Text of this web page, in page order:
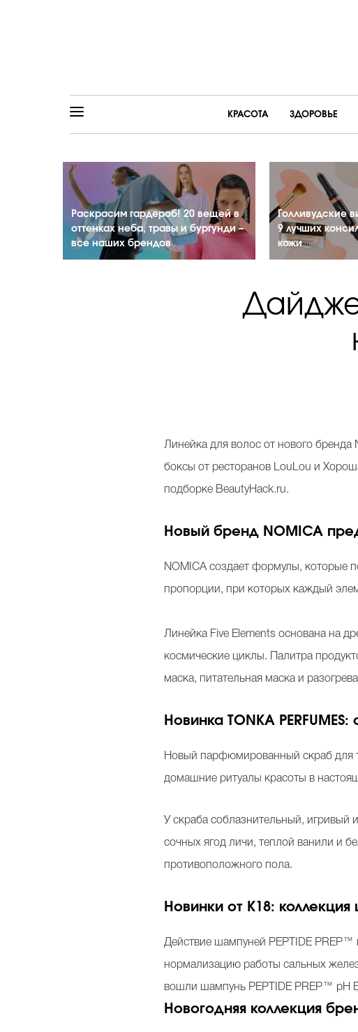
КРАСОТА ЗДОРОВЬЕ
Раскрасим гардероб! 20 вещей в
оттенках неба, травы и бургунди –
все наших брендов
Голливудские
9 лучших
кожи
Линейка для волос от нового бренда
боксы от ресторанов LouLou и
подборке BeautyHack.ru.
Новый бренд NOMICA
NOMICA создает формулы, которые
пропорции, при которых каждый
Линейка Five Elements основана на
космические циклы. Палитра
маска, питательная маска и
Новинка TONKA
Новый парфюмированный скраб для
домашние ритуалы красоты в
У скраба соблазнительный, игривый
сочных ягод личи, теплой ванили и
противоположного пола.
Новинки от K18: коллекция
Действие шампуней PEPTIDE
нормализацию работы сальных
вошли шампунь PEPTIDE PREP™ pH
Новогодняя коллекция